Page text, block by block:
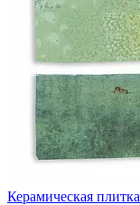
Керамическая плитка